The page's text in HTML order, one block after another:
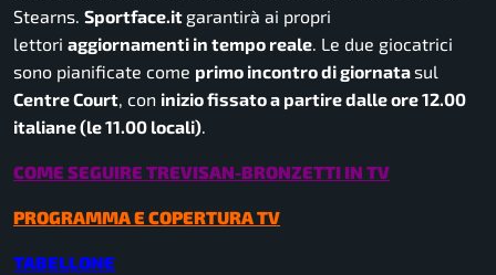
Stearns. Sportface.it garantirà ai propri
lettori aggiornamenti in tempo reale. Le due giocatrici
sono pianificate come primo incontro di giornatasul
Centre Court, con inizio fissato a partire dalle ore 12.00
italiane (le 11.00 locali).
COME SEGUIRE TREVISAN-BRONZETTI IN TV
PROGRAMMA E COPERTURA TV
TABELLONE